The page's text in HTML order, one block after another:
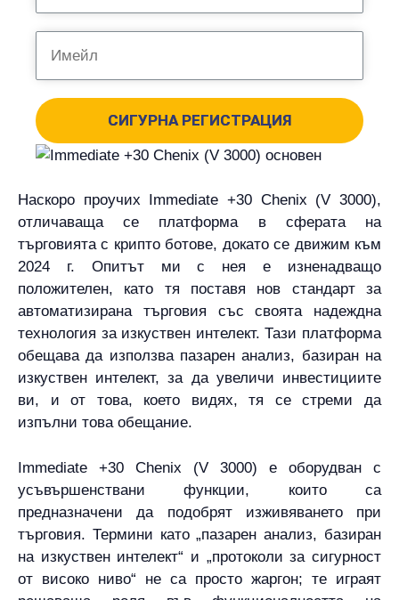
СИГУРНА РЕГИСТРАЦИЯ
Наскоро проучих Immediate +30 Chenix (V 3000),
отличаваща се платформа в сферата на
търговията с крипто ботове, докато се движим към
2024 г. Опитът ми с нея е изненадващо
положителен, като тя поставя нов стандарт за
автоматизирана търговия със своята надеждна
технология за изкуствен интелект. Тази платформа
обещава да използва пазарен анализ, базиран на
изкуствен интелект, за да увеличи инвестициите
ви, и от това, което видях, тя се стреми да
изпълни това обещание.
Immediate +30 Chenix (V 3000) е оборудван с
усъвършенствани функции, които са
предназначени да подобрят изживяването при
търговия. Термини като „пазарен анализ, базиран
на изкуствен интелект“ и „протоколи за сигурност
от високо ниво“ не са просто жаргон; те играят